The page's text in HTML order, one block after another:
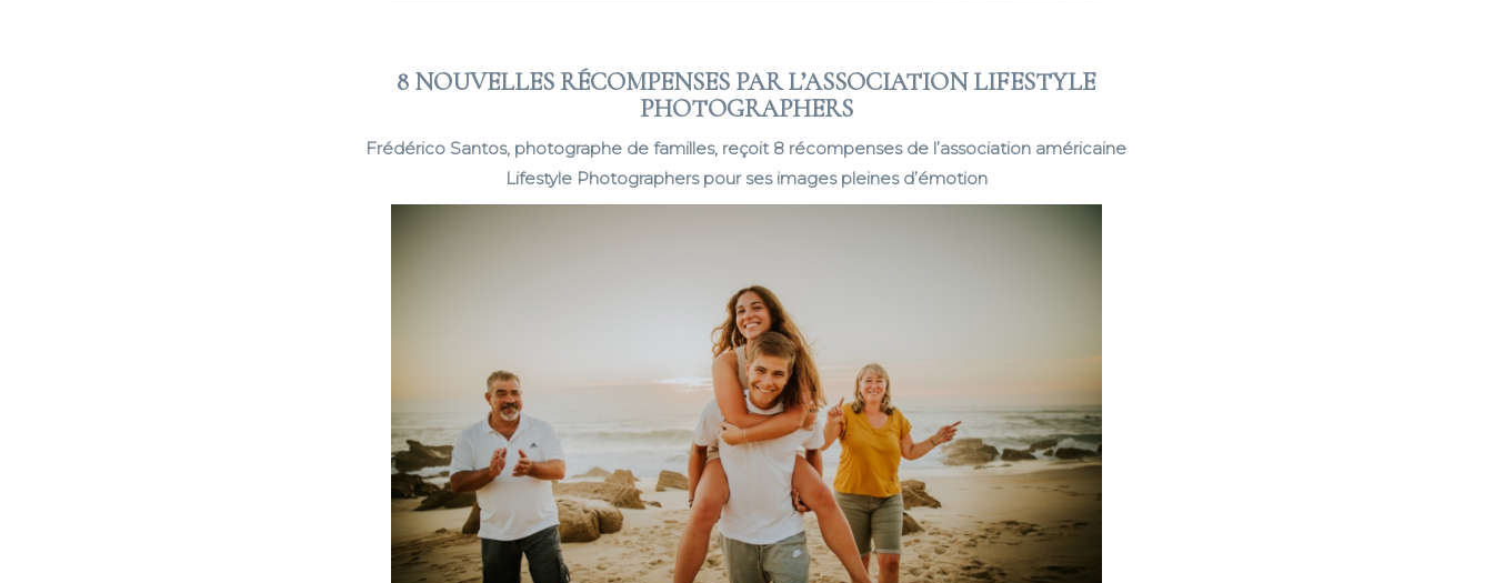
8 NOUVELLES RÉCOMPENSES PAR L’ASSOCIATION LIFESTYLE
PHOTOGRAPHERS
Frédérico Santos, photographe de familles, reçoit 8 récompenses de l’association américaine
Lifestyle Photographers pour ses images pleines d’émotion